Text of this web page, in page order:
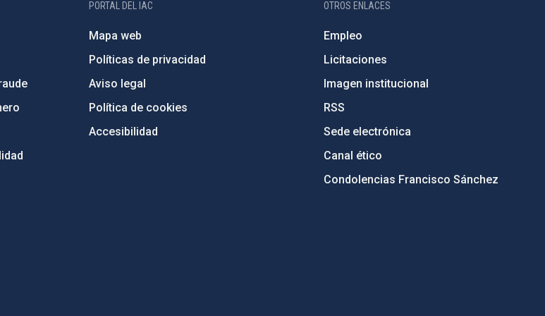
PORTAL DEL IAC
Mapa web
Políticas de privacidad
Aviso legal
Política de cookies
Accesibilidad
OTROS ENLACES
Empleo
Licitaciones
Imagen institucional
RSS
Sede electrónica
Canal ético
Condolencias Francisco Sánchez